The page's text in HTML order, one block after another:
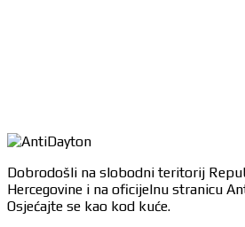
Dobrodošli na slobodni teritorij
Hercegovine i na oficijelnu stranicu
Osjećajte se kao kod kuće.